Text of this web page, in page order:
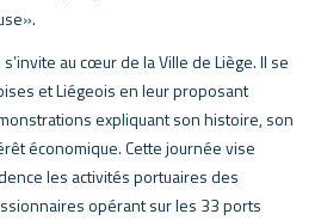
au cœur de la Ville de Liège. Il se
et Liégeois en leur proposant
expliquant son histoire, son
économique. Cette journée vise
les activités portuaires des
opérant sur les 33 ports